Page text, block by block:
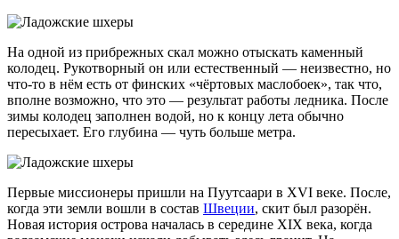
На одной из прибрежных скал можно отыскать каменный
колодец. Рукотворный он или естественный — неизвестно, но
что-то в нём есть от финских «чёртовых маслобоек», так что,
вполне возможно, что это — результат работы ледника. После
зимы колодец заполнен водой, но к концу лета обычно
пересыхает. Его глубина — чуть больше метра.
Первые миссионеры пришли на Пуутсаари в XVI веке. После,
когда эти земли вошли в состав Швеции, скит был разорён.
Новая история острова началась в середине XIX века, когда